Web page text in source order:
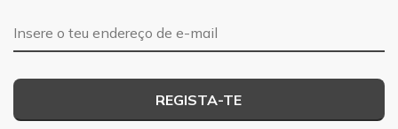
Endereço de e-mail
REGISTA-TE